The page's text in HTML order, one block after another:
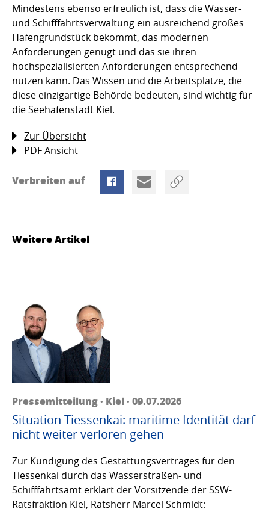
Mindestens ebenso erfreulich ist, dass die Wasser-
und Schifffahrtsverwaltung ein ausreichend großes
Hafengrundstück bekommt, das modernen
Anforderungen genügt und das sie ihren
hochspezialisierten Anforderungen entsprechend
nutzen kann. Das Wissen und die Arbeitsplätze, die
diese einzigartige Behörde bedeuten, sind wichtig für
die Seehafenstadt Kiel.
Zur Übersicht
PDF Ansicht
Verbreiten auf
Weitere Artikel
Pressemitteilung · Kiel · 09.07.2026
Situation Tiessenkai: maritime Identität darf
nicht weiter verloren gehen
Zur Kündigung des Gestattungsvertrages für den
Tiessenkai durch das Wasserstraßen- und
Schifffahrtsamt erklärt der Vorsitzende der SSW-
Ratsfraktion Kiel, Ratsherr Marcel Schmidt: